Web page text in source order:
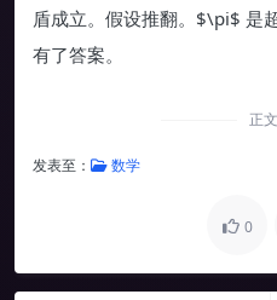
盾成立。假设推翻。$\pi$ 是
有了答案。
正
发表至： 数学
0
一道